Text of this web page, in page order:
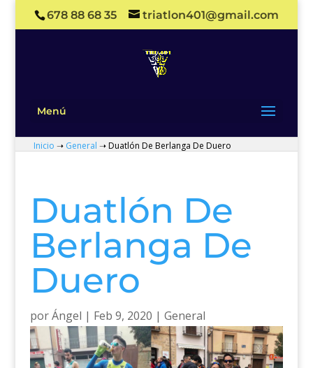
678 88 68 35 triatlon401@gmail.com
Menú
Inicio ➝ General ➝ Duatlón De Berlanga De Duero
Duatlón De
Berlanga De
Duero
porÁngel | Feb 9, 2020 | General